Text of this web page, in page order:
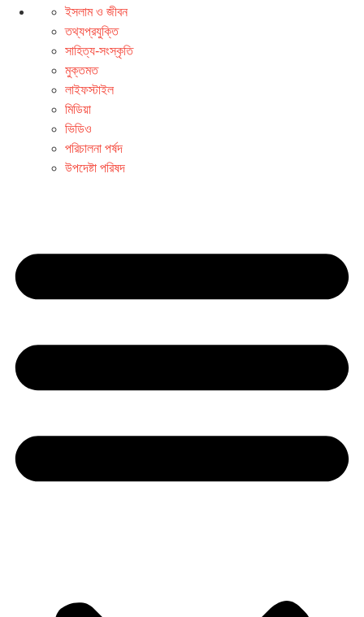
ইসলাম ও জীবন
তথ্যপ্রযুক্তি
সাহিত্য-সংস্কৃতি
মুক্তমত
লাইফস্টাইল
মিডিয়া
ভিডিও
পরিচালনা পর্ষদ
উপদেষ্টা পরিষদ